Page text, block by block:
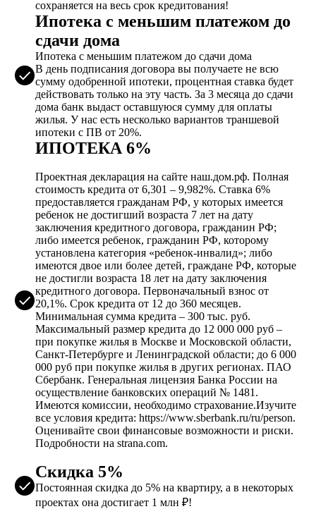
сохраняется на весь срок кредитования!
Ипотека с меньшим платежом до
сдачи дома
Ипотека с меньшим платежом до сдачи дома
В день подписания договора вы получаете не всю
сумму одобренной ипотеки, процентная ставка будет
действовать только на эту часть. За 3 месяца до сдачи
дома банк выдаст оставшуюся сумму для оплаты
жилья. У нас есть несколько вариантов траншевой
ипотеки с ПВ от 20%.
ИПОТЕКА 6%
Проектная декларация на сайте наш.дом.рф. Полная
стоимость кредита от 6,301 – 9,982%. Ставка 6%
предоставляется гражданам РФ, у которых имеется
ребенок не достигший возраста 7 лет на дату
заключения кредитного договора, гражданин РФ;
либо имеется ребенок, гражданин РФ, которому
установлена категория «ребенок-инвалид»; либо
имеются двое или более детей, граждане РФ, которые
не достигли возраста 18 лет на дату заключения
кредитного договора. Первоначальный взнос от
20,1%. Срок кредита от 12 до 360 месяцев.
Минимальная сумма кредита – 300 тыс. руб.
Максимальный размер кредита до 12 000 000 руб –
при покупке жилья в Москве и Московской области,
Санкт-Петербурге и Ленинградской области; до 6 000
000 руб при покупке жилья в других регионах. ПАО
Сбербанк. Генеральная лицензия Банка России на
осуществление банковских операций № 1481.
Имеются комиссии, необходимо страхование.Изучите
все условия кредита: https://www.sberbank.ru/ru/person.
Оценивайте свои финансовые возможности и риски.
Подробности на strana.com.
Скидка 5%
Постоянная скидка до 5% на квартиру, а в некоторых
проектах она достигает 1 млн ₽!